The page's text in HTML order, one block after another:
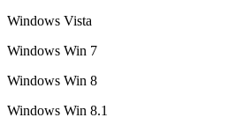
Windows Vista
Windows Win 7
Windows Win 8
Windows Win 8.1